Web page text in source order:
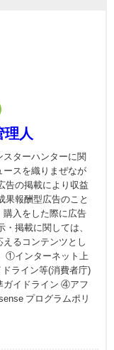
人
スターハンターに関
ースを織りまぜなが
告の掲載により収益
報酬型広告のこと
購入をした際に広告
掲載に関しては、
るコンテンツとし
①インターネット上
ライン等(消費者庁)
ガイドライン ④アフ
プログラムポリ